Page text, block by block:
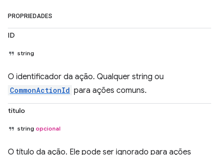
PROPRIEDADES
ID
string
O identificador da ação. Qualquer string ou
CommonActionId para ações comuns.
título
string opcional
O título da ação. Ele pode ser ignorado para ações